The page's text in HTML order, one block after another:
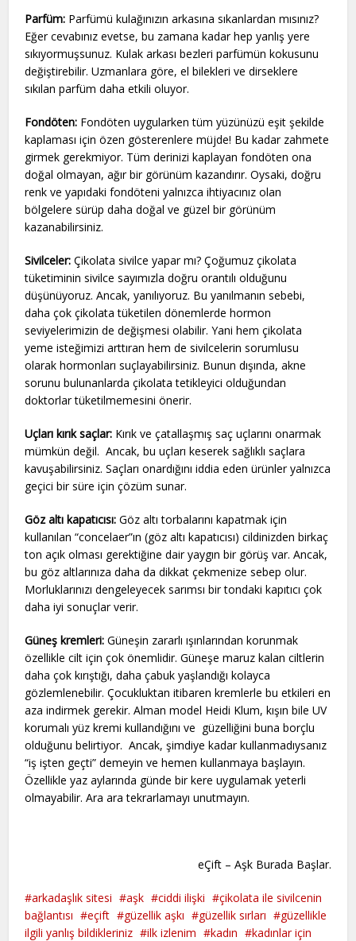
Parfüm: Parfümü kulağınızın arkasına sıkanlardan mısınız?
Eğer cevabınız evetse, bu zamana kadar hep yanlış yere
sıkıyormuşsunuz. Kulak arkası bezleri parfümün kokusunu
değiştirebilir. Uzmanlara göre, el bilekleri ve dirseklere
sıkılan parfüm daha etkili oluyor.
Fondöten: Fondöten uygularken tüm yüzünüzü eşit şekilde
kaplaması için özen gösterenlere müjde! Bu kadar zahmete
girmek gerekmiyor. Tüm derinizi kaplayan fondöten ona
doğal olmayan, ağır bir görünüm kazandırır. Oysaki, doğru
renk ve yapıdaki fondöteni yalnızca ihtiyacınız olan
bölgelere sürüp daha doğal ve güzel bir görünüm
kazanabilirsiniz.
Sivilceler: Çikolata sivilce yapar mı? Çoğumuz çikolata
tüketiminin sivilce sayımızla doğru orantılı olduğunu
düşünüyoruz. Ancak, yanılıyoruz. Bu yanılmanın sebebi,
daha çok çikolata tüketilen dönemlerde hormon
seviyelerimizin de değişmesi olabilir. Yani hem çikolata
yeme isteğimizi arttıran hem de sivilcelerin sorumlusu
olarak hormonları suçlayabilirsiniz. Bunun dışında, akne
sorunu bulunanlarda çikolata tetikleyici olduğundan
doktorlar tüketilmemesini önerir.
Uçları kırık saçlar: Kırık ve çatallaşmış saç uçlarını onarmak
mümkün değil. Ancak, bu uçları keserek sağlıklı saçlara
kavuşabilirsiniz. Saçları onardığını iddia eden ürünler yalnızca
geçici bir süre için çözüm sunar.
Göz altı kapatıcısı: Göz altı torbalarını kapatmak için
kullanılan “concelaer”ın (göz altı kapatıcısı) cildinizden birkaç
ton açık olması gerektiğine dair yaygın bir görüş var. Ancak,
bu göz altlarınıza daha da dikkat çekmenize sebep olur.
Morluklarınızı dengeleyecek sarımsı bir tondaki kapıtıcı çok
daha iyi sonuçlar verir.
Güneş kremleri: Güneşin zararlı ışınlarından korunmak
özellikle cilt için çok önemlidir. Güneşe maruz kalan ciltlerin
daha çok kırıştığı, daha çabuk yaşlandığı kolayca
gözlemlenebilir. Çocukluktan itibaren kremlerle bu etkileri en
aza indirmek gerekir. Alman model Heidi Klum, kışın bile UV
korumalı yüz kremi kullandığını ve güzelliğini buna borçlu
olduğunu belirtiyor. Ancak, şimdiye kadar kullanmadıysanız
“iş işten geçti” demeyin ve hemen kullanmaya başlayın.
Özellikle yaz aylarında günde bir kere uygulamak yeterli
olmayabilir. Ara ara tekrarlamayı unutmayın.
eÇift – Aşk Burada Başlar.
arkadaşlık sitesi aşk ciddi ilişki
çikolata ile sivilcenin
bağlantısı
eçift güzellik aşkı güzellik sırları
güzellikle
ilgili yanlış bildikleriniz
ilk izlenim kadın kadınlar için